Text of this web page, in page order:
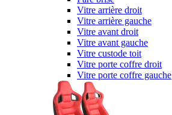
Vitre arrière droit
Vitre arrière gauche
Vitre avant droit
Vitre avant gauche
Vitre custode toit
Vitre porte coffre droit
Vitre porte coffre gauche